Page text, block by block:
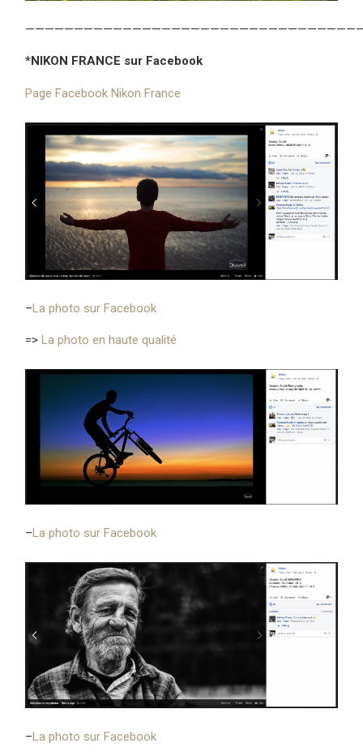
*NIKON FRANCE sur Facebook
Page Facebook Nikon France
–La photo sur Facebook
=>La photo en haute qualité
–La photo sur Facebook
–La photo sur Facebook